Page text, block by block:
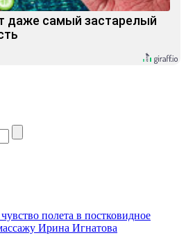
даже самый застарелый
полета в постковидное
Ирина Игнатова